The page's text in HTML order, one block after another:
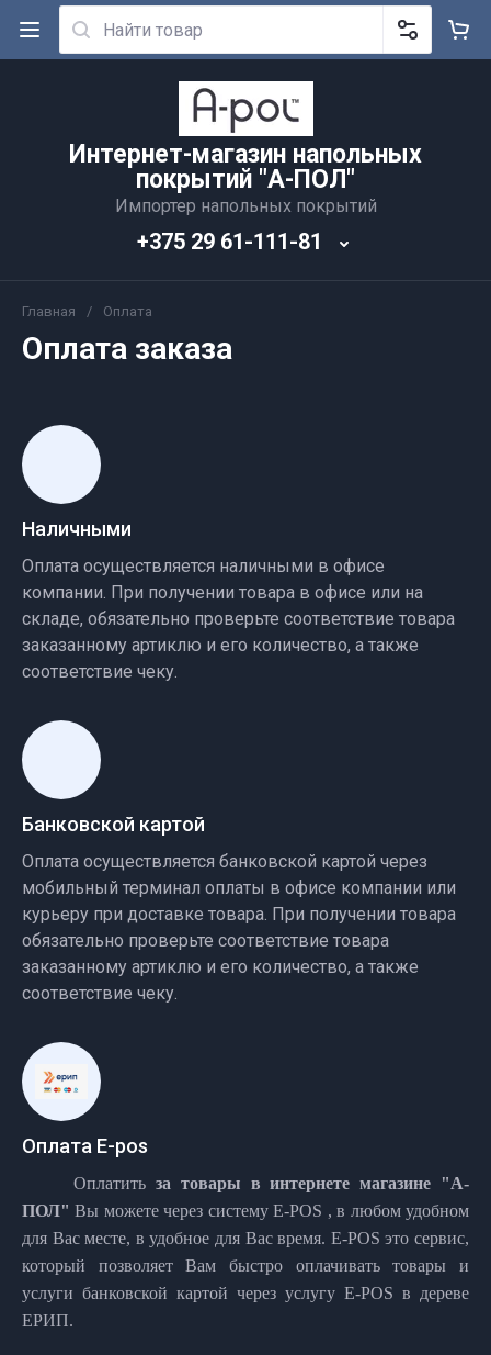
Интернет-магазин напольных
покрытий "А-ПОЛ"
Импортер напольных покрытий
+375 29 61-111-81
Главная / Оплата
Оплата заказа
Наличными
Оплата осуществляется наличными в офисе
компании. При получении товара в офисе или на
складе, обязательно проверьте соответствие товара
заказанному артиклю и его количество, а также
соответствие чеку.
Банковской картой
Оплата осуществляется банковской картой через
мобильный терминал оплаты в офисе компании или
курьеру при доставке товара. При получении товара
обязательно проверьте соответствие товара
заказанному артиклю и его количество, а также
соответствие чеку.
Оплата E-pos
Оплатитьза товары в интернете магазине "А-
ПОЛ"Вы можете через систему E-POS , в любом удобном
для Вас месте, в удобное для Вас время. E-POS это сервис,
который позволяет Вам быстро оплачивать товары и
услуги банковской картой через услугу E-POS в дереве
ЕРИП.